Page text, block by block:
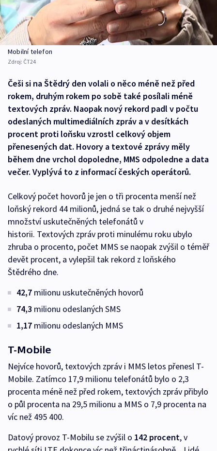
Mobilní telefon
Zdroj: ČT24
Češi si na Štědrý den volali o něco méně než před
rokem, druhým rokem po sobě také posílali méně
textových zpráv. Naopak nový rekord padl v počtu
odeslaných multimediálních zpráv a v desítkách
procent proti loňsku vzrostl celkový objem
přenesených dat. Hovory a textové zprávy měly
během dne vrchol dopoledne, MMS odpoledne a data
večer. Vyplývá to z informací českých operátorů.
Celkový počet hovorů je jen o tři procenta menší než
loňský rekord 44 milionů, jedná se tak o druhé nejvyšší
množství uskutečněných telefonátů v
historii. Textových zpráv proti minulému roku ubylo
zhruba o procento, počet MMS se naopak zvýšil o téměř
devět procent, a vylepšil tak rekord z loňského
Štědrého dne.
42,7 milionu uskutečněných hovorů
74,3 milionu odeslaných SMS
1,17 milionu odeslaných MMS
T-Mobile
Nejvíce hovorů, textových zpráv i MMS letos přenesl T-
Mobile. Zatímco 17,9 milionu telefonátů bylo o 2,3
procenta méně než před rokem, textových zpráv přibylo
o půl procenta na 29,5 milionu a MMS o 7,9 procenta na
víc než 495 400.
Datový provoz T-Mobilu se zvýšil o 142 procent, v